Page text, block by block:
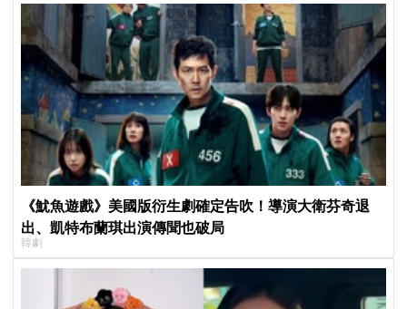
《魷魚遊戲》美國版衍生劇確定告吹！導演大衛芬奇退
出、凱特布蘭琪出演傳聞也破局
韓劇